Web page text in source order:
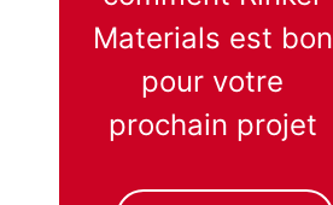
Materials est bon
pour votre
prochain projet